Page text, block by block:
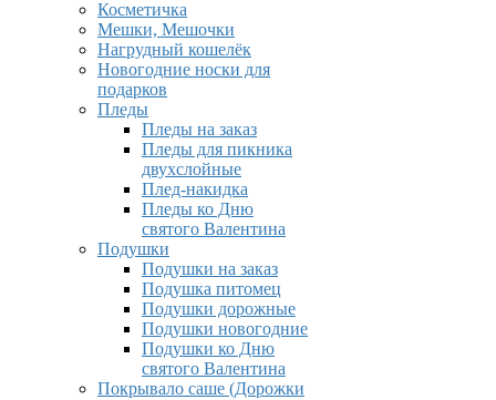
Косметичка
Мешки, Мешочки
Нагрудный кошелёк
Новогодние носки для
подарков
Пледы
Пледы на заказ
Пледы для пикника
двухслойные
Плед-накидка
Пледы ко Дню
святого Валентина
Подушки
Подушки на заказ
Подушка питомец
Подушки дорожные
Подушки новогодние
Подушки ко Дню
святого Валентина
Покрывало саше (Дорожки